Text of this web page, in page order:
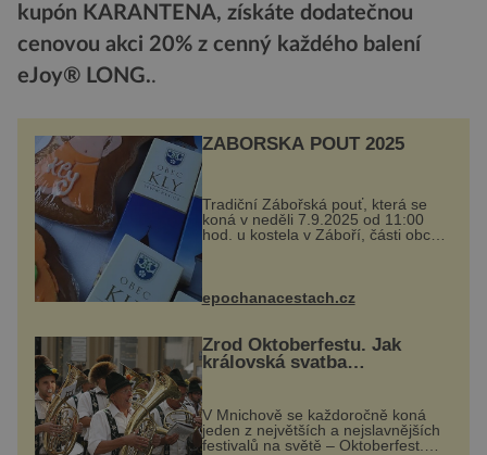
kupón KARANTENA, získáte dodatečnou
cenovou akci 20% z cenný každého balení
eJoy® LONG..
ZÁBOŘSKÁ POUŤ 2025
Tradiční Zábořská pouť, která se
koná v neděli 7.9.2025 od 11:00
hod. u kostela v Záboří, části obce
Kly u Mělníka. V programu
naleznete komentovanou prohlídku
atrakce...
epochanacestach.cz
Zrod Oktoberfestu. Jak
královská svatba
odstartovala největší pivní
festival světa
V Mnichově se každoročně koná
jeden z největších a nejslavnějších
festivalů na světě – Oktoberfest.